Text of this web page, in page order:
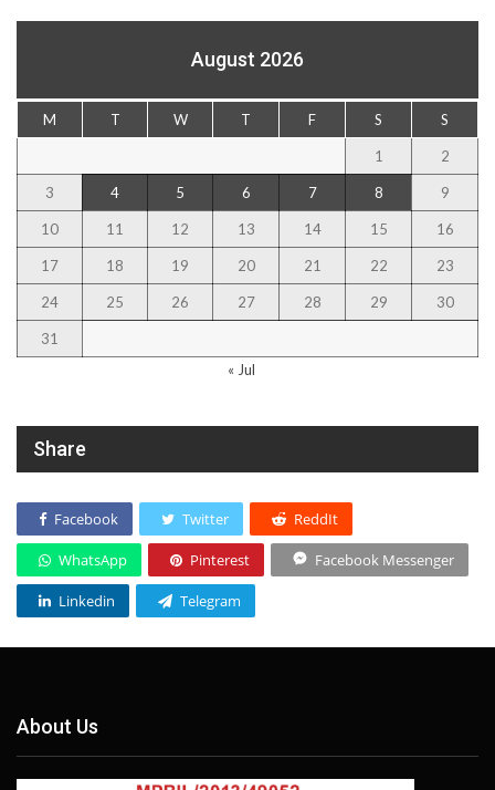
August 2026
M T W T F S S
1 2
3 4 5 6 7 8 9
10 11 12 13 14 15 16
17 18 19 20 21 22 23
24 25 26 27 28 29 30
31
« Jul
Share
Facebook Twitter ReddIt
WhatsApp Pinterest Facebook Messenger
Linkedin Telegram
About Us